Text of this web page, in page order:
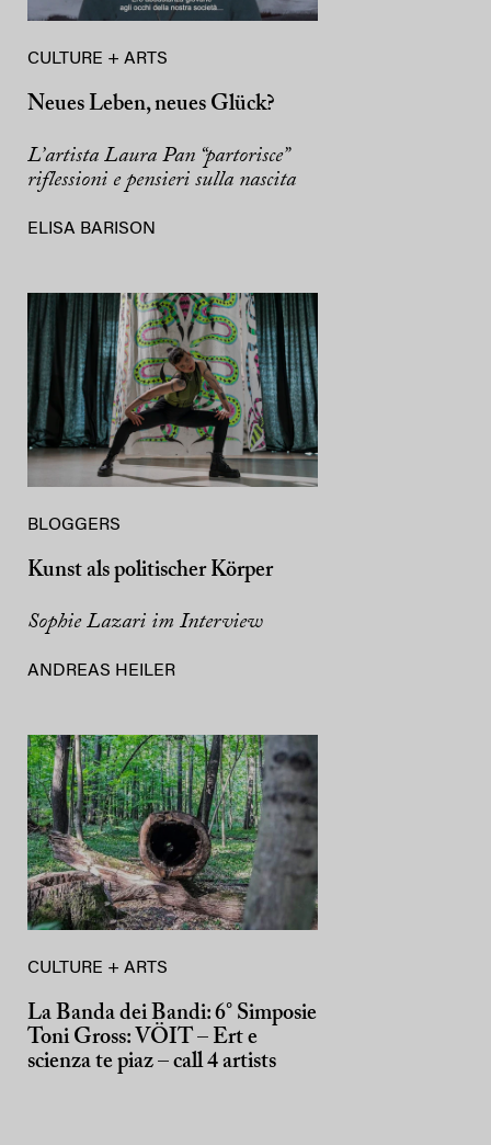
CULTURE + ARTS
Neues Leben, neues Glück?
L’artista Laura Pan “partorisce”
riflessioni e pensieri sulla nascita
ELISA BARISON
BLOGGERS
Kunst als politischer Körper
Sophie Lazari im Interview
ANDREAS HEILER
CULTURE + ARTS
La Banda dei Bandi: 6° Simposie
Toni Gross: VÖIT – Ert e
scienza te piaz – call 4 artists